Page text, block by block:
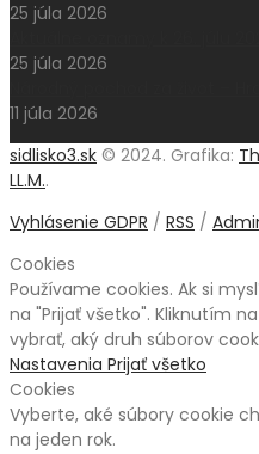
25 júla 2026
25 júla 2026
11 júla 2026
sidlisko3.sk © 2024. Grafika:
LL.M..
Vyhlásenie GDPR / RSS /
Cookies
Používame cookies. Ak si
na "Prijať všetko". Kliknutím
vybrať, aký druh súborov
Nastavenia Prijať všetko
Cookies
Vyberte, aké súbory cookie
na jeden rok.